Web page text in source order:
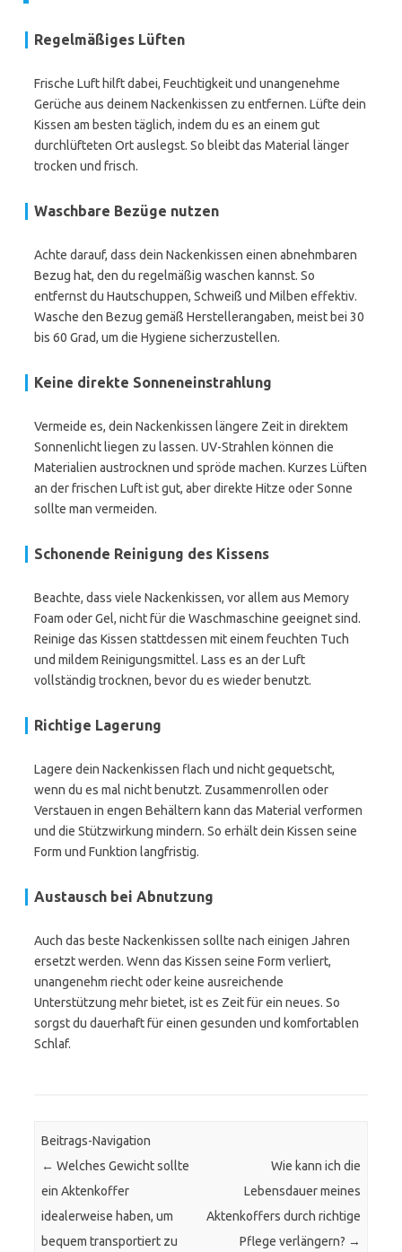
Regelmäßiges Lüften
Frische Luft hilft dabei, Feuchtigkeit und unangenehme
Gerüche aus deinem Nackenkissen zu entfernen. Lüfte dein
Kissen am besten täglich, indem du es an einem gut
durchlüfteten Ort auslegst. So bleibt das Material länger
trocken und frisch.
Waschbare Bezüge nutzen
Achte darauf, dass dein Nackenkissen einen abnehmbaren
Bezug hat, den du regelmäßig waschen kannst. So
entfernst du Hautschuppen, Schweiß und Milben effektiv.
Wasche den Bezug gemäß Herstellerangaben, meist bei 30
bis 60 Grad, um die Hygiene sicherzustellen.
Keine direkte Sonneneinstrahlung
Vermeide es, dein Nackenkissen längere Zeit in direktem
Sonnenlicht liegen zu lassen. UV-Strahlen können die
Materialien austrocknen und spröde machen. Kurzes Lüften
an der frischen Luft ist gut, aber direkte Hitze oder Sonne
sollte man vermeiden.
Schonende Reinigung des Kissens
Beachte, dass viele Nackenkissen, vor allem aus Memory
Foam oder Gel, nicht für die Waschmaschine geeignet sind.
Reinige das Kissen stattdessen mit einem feuchten Tuch
und mildem Reinigungsmittel. Lass es an der Luft
vollständig trocknen, bevor du es wieder benutzt.
Richtige Lagerung
Lagere dein Nackenkissen flach und nicht gequetscht,
wenn du es mal nicht benutzt. Zusammenrollen oder
Verstauen in engen Behältern kann das Material verformen
und die Stützwirkung mindern. So erhält dein Kissen seine
Form und Funktion langfristig.
Austausch bei Abnutzung
Auch das beste Nackenkissen sollte nach einigen Jahren
ersetzt werden. Wenn das Kissen seine Form verliert,
unangenehm riecht oder keine ausreichende
Unterstützung mehr bietet, ist es Zeit für ein neues. So
sorgst du dauerhaft für einen gesunden und komfortablen
Schlaf.
Beitrags-Navigation
← Welches Gewicht sollte
ein Aktenkoffer
idealerweise haben, um
bequem transportiert zu
Wie kann ich die
Lebensdauer meines
Aktenkoffers durch richtige
Pflege verlängern? →